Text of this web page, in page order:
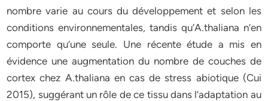
nombre varie au cours du développement et selon les
conditions environnementales, tandis qu’A.thaliana n’en
comporte qu’une seule. Une récente étude a mis en
évidence une augmentation du nombre de couches de
cortex chez A.thaliana en cas de stress abiotique (Cui
2015), suggérant un rôle de ce tissu dans l’adaptation au